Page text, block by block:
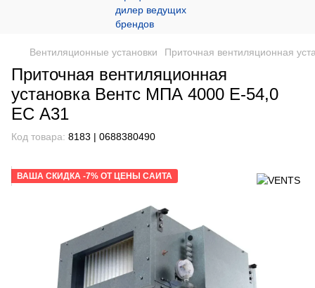
Вентиляционные установки Приточная вентиляционная
Приточная вентиляционная
установка Вентс МПА 4000 Е-54,0
ЕС А31
Код товара: 8183 | 0688380490
ВАША СКИДКА -7% ОТ ЦЕНЫ САЙТА